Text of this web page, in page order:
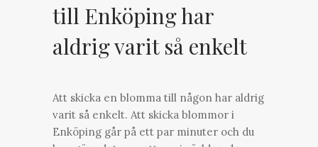
till Enköping har
aldrig varit så enkelt
Att skicka en blomma till någon har aldrig
varit så enkelt. Att skicka blommor i
Enköping går på ett par minuter och du